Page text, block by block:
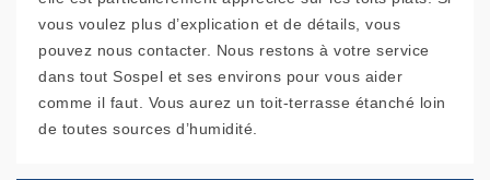
vous voulez plus d’explication et de détails, vous
pouvez nous contacter. Nous restons à votre service
dans tout Sospel et ses environs pour vous aider
comme il faut. Vous aurez un toit-terrasse étanché loin
de toutes sources d’humidité.